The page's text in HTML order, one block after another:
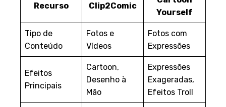
Recurso Clip2Comic
Yourself
Tipo de
Conteúdo
Fotos e
Vídeos
Fotos com
Expressões
Efeitos
Principais
Cartoon,
Desenho à
Mão
Expressões
Exageradas,
Efeitos Troll